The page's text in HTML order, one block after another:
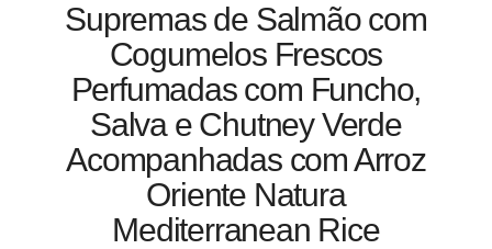
Supremas de Salmão com
Cogumelos Frescos
Perfumadas com Funcho,
Salva e Chutney Verde
Acompanhadas com Arroz
Oriente Natura
Mediterranean Rice